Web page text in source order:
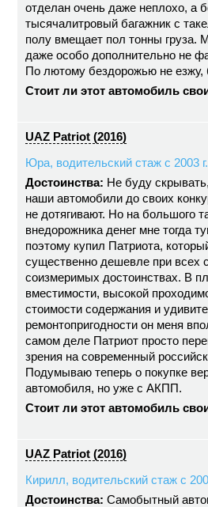
отделан очень даже неплохо, а
тысячалитровый багажник с
полу вмещает пол тонны
даже особо дополнительно не
По лютому бездорожью не езжу,
Стоит ли этот автомобиль
UAZ Patriot (2016)
Юра, водительский стаж с 2003 г.
Достоинства: Не буду
наши автомобили до своих
не дотягивают. Но на большого
внедорожника денег мне тогда
поэтому купил Патриота,
существенно дешевле при всех
соизмеримых достоинствах. В
вместимости, высокой
стоимости содержания и
ремонтопригодности он меня
самом деле Патриот просто
зрения на современный
Подумываю теперь о покупке
автомобиля, но уже с АКПП.
Стоит ли этот автомобиль
UAZ Patriot (2016)
Кирилл, водительский стаж с
Достоинства: Самобытный